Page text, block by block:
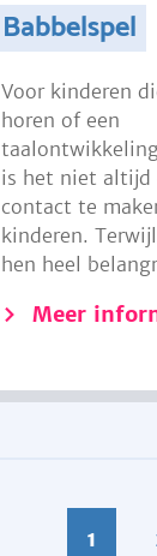
Babbelspel
Voor kinderen
horen of een
is het niet altijd
contact te
kinderen.
hen heel
Meer
1